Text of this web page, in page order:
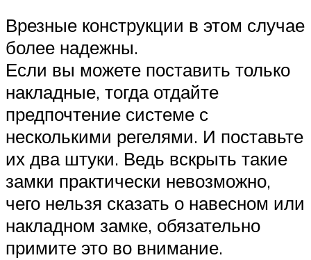
Врезные конструкции в этом случае
более надежны.
Если вы можете поставить только
накладные, тогда отдайте
предпочтение системе с
несколькими регелями. И поставьте
их два штуки. Ведь вскрыть такие
замки практически невозможно,
чего нельзя сказать о навесном или
накладном замке, обязательно
примите это во внимание.